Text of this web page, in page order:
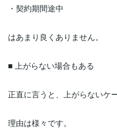
・契約期間途中
はあまり良くありません。
■ 上がらない場合もある
正直に言うと、上がらないケ
理由は様々です。